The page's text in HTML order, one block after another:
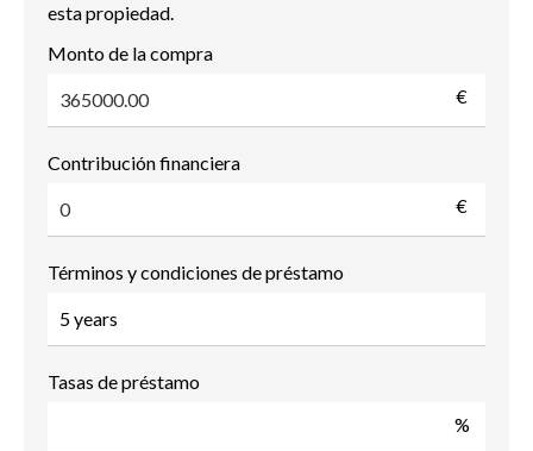
esta propiedad.
Monto de la compra
€
Contribución financiera
€
Términos y condiciones de préstamo
Tasas de préstamo
%